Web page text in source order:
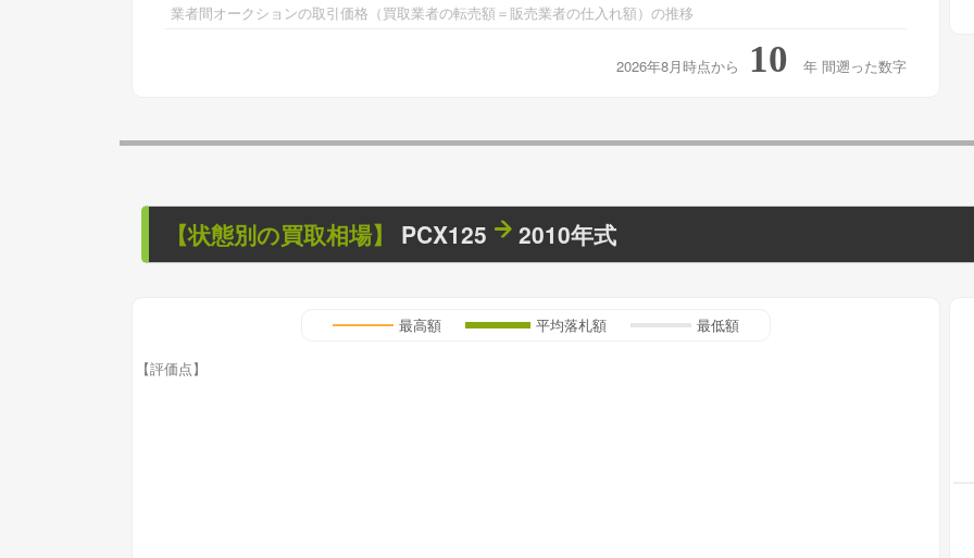
業者間オークションの取引価格（買取業者の転売額＝販売業者の仕入れ額）の推移
2026年8月時点から 10 年 間遡った数字
【状態別の買取相場】 PCX125 2010年式
最高額 平均落札額 最低額
【評価点】